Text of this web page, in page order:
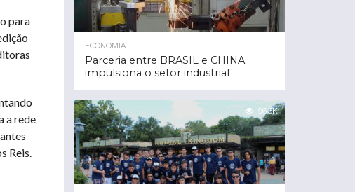
para
a rede
Reis.
ECONOMIA
Parceria entre BRASIL e CHINA
impulsiona o setor industrial
96.3K